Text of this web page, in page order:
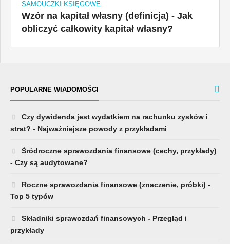
SAMOUCZKI KSIĘGOWE
Wzór na kapitał własny (definicja) - Jak
obliczyć całkowity kapitał własny?
POPULARNE WIADOMOŚCI
Czy dywidenda jest wydatkiem na rachunku zysków i
strat? - Najważniejsze powody z przykładami
Śródroczne sprawozdania finansowe (cechy, przykłady)
- Czy są audytowane?
Roczne sprawozdania finansowe (znaczenie, próbki) -
Top 5 typów
Składniki sprawozdań finansowych - Przegląd i
przykłady